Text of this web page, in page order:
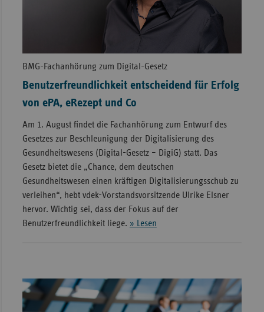
BMG-Fachanhörung zum Digital-Gesetz
Benutzerfreundlichkeit entscheidend für Erfolg
von ePA, eRezept und Co
Am 1. August findet die Fachanhörung zum Entwurf des
Gesetzes zur Beschleunigung der Digitalisierung des
Gesundheitswesens (Digital-Gesetz – DigiG) statt. Das
Gesetz bietet die „Chance, dem deutschen
Gesundheitswesen einen kräftigen Digitalisierungsschub zu
verleihen“, hebt vdek-Vorstandsvorsitzende Ulrike Elsner
hervor. Wichtig sei, dass der Fokus auf der
Benutzerfreundlichkeit liege. » Lesen